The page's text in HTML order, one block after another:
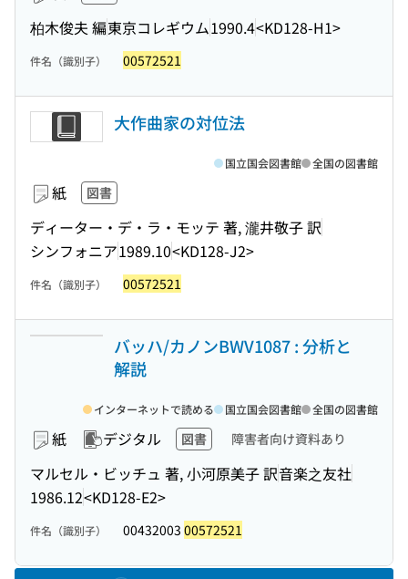
柏木俊夫 編東京コレギウム1990.4<KD128-H1>
件名（識別子） 00572521
大作曲家の対位法
紙 図書
ディーター・デ・ラ・モッテ 著, 瀧井敬子 訳
シンフォニア1989.10<KD128-J2>
国立国会図書館 全国の図書館
件名（識別子） 00572521
バッハ/カノンBWV1087 : 分析と
解説
紙 デジタル 図書 障害者向け資料あり
マルセル・ビッチュ 著, 小河原美子 訳音楽之友社
1986.12<KD128-E2>
インターネットで読める 国立国会図書館 全国の図書館
件名（識別子） 00432003 00572521